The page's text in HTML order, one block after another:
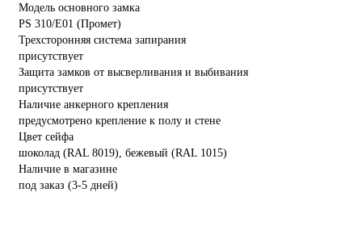
Модель основного замка
PS 310/E01 (Промет)
Трехсторонняя система запирания
присутствует
Защита замков от высверливания и выбивания
присутствует
Наличие анкерного крепления
предусмотрено крепление к полу и стене
Цвет сейфа
шоколад (RAL 8019), бежевый (RAL 1015)
Наличие в магазине
под заказ (3-5 дней)